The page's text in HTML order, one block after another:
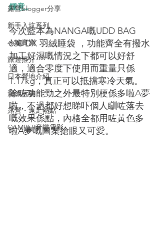
露營blogger分享
新手入坑系列
小編實測
旅遊推介
日本營地介紹
潮流玩樂
露營・遠足熱點
CAMPER音樂電影
鍾意。
今次藍本為NANGA嘅UDD BAG
630 DX 羽絨睡袋 ，功能齊全有撥水
加工好濕嘅情況之下都可以好舒
適，適合零度下使用而重量只係
1.17kg，真正可以抵擋寒冷天氣。
除咗功能勁之外最特別梗係多啦A夢
啦，不過都好想睇吓個人瞓咗落去
嘅效果係點，內格全都用咗黃色多
啦A夢嘅圖案搶眼又可愛。